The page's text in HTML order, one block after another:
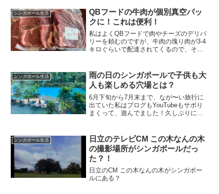
シンガポール生活
QBフードの牛肉が個別真空パッ
クに！これは便利！
私はよくQBフードで肉やチーズのデリバ
リーを頼むのですが、牛肉の塊り肉が3-4
キロぐらいで配達されてくるので、それ
ているので、またリブアイ肉を頼もうと
思ってQBフードの...
シンガポール生活
雨の日のシンガポールで子供も大
人も楽しめる穴場とは？
6月下旬から7月末まで、なが〜い旅行に
出ていた私はブログもYouTubeもサボり
まくって、遊んでました！久しぶりに帰
しイギリスに住んでいる息子もロンドン
での就職直前の最...
シンガポール生活
日立のテレビCM この木なんの木
の撮影場所がシンガポールだっ
た？！
日立のCM この木なんの木がシンガポー
ルにある？